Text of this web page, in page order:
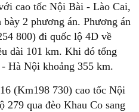
cao tốc Nội Bài - Lào Cai,
2 phương án. Phương án
800) đi quốc lộ 4D về
dài 101 km. Khi đó tổng
Hà Nội khoảng 355 km.
(Km198 730) cao tốc Nội
qua đèo Khau Co sang